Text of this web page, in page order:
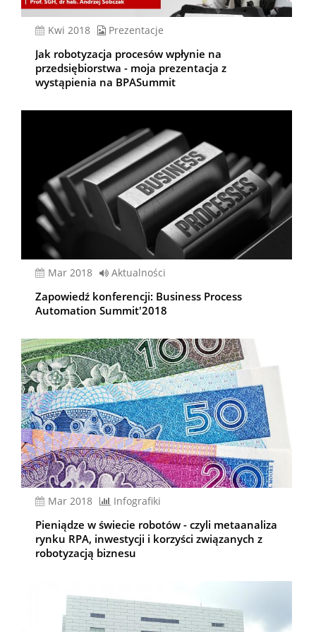
kwi 2018 Prezentacje
Jak robotyzacja procesów wpłynie na
przedsiębiorstwa - moja prezentacja z
wystąpienia na BPASummit
mar 2018 Aktualności
Zapowiedź konferencji: Business Process
Automation Summit'2018
mar 2018 Infografiki
Pieniądze w świecie robotów - czyli metaanaliza
rynku RPA, inwestycji i korzyści związanych z
robotyzacją biznesu